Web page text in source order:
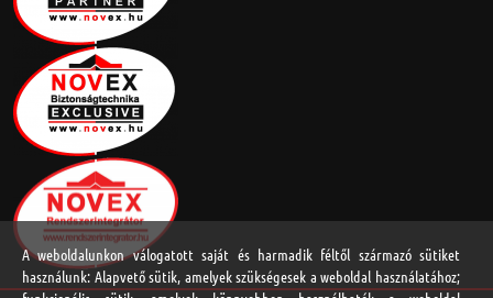
A weboldalunkon válogatott saját és harmadik féltől származó sütiket
használunk: Alapvető sütik, amelyek szükségesek a weboldal használatához;